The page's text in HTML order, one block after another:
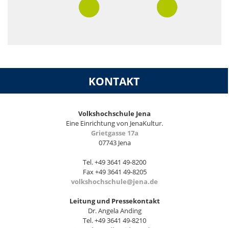
KONTAKT
Volkshochschule Jena
Eine Einrichtung von JenaKultur.
Grietgasse 17a
07743 Jena
Tel. +49 3641 49-8200
Fax +49 3641 49-8205
volkshochschule@jena.de
Leitung und Pressekontakt
Dr. Angela Anding
Tel. +49 3641 49-8210